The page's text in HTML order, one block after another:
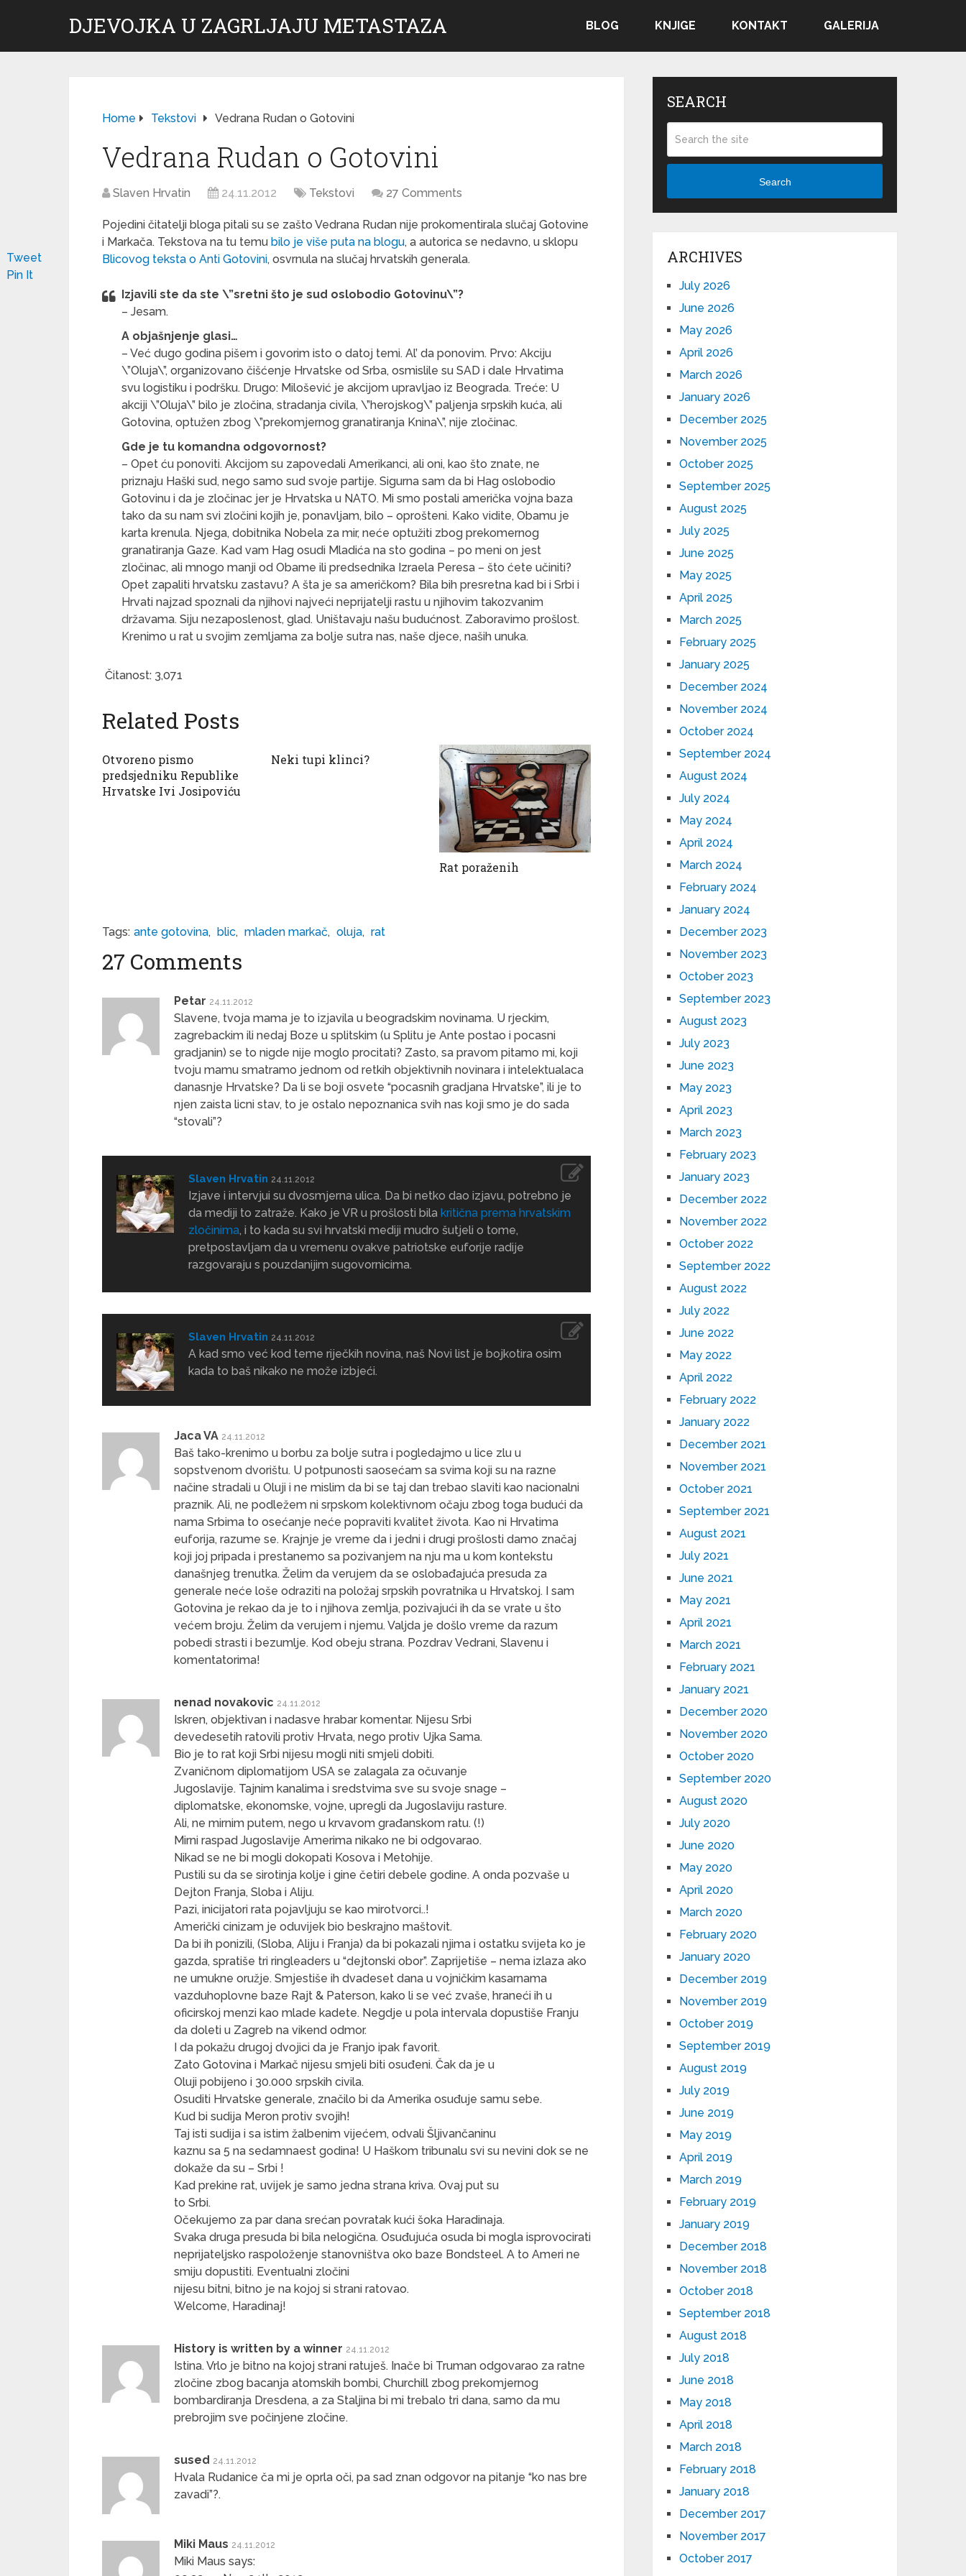
DJEVOJKA U ZAGRLJAJU METASTAZA BLOG KNJIGE KONTAKT GALERIJA
Home Tekstovi Vedrana Rudan o Gotovini
Vedrana Rudan o Gotovini
Slaven Hrvatin 24.11.2012 Tekstovi 27 Comments
Pojedini čitatelji bloga pitali su se zašto Vedrana Rudan nije prokomentirala slučaj Gotovine
i Markača. Tekstova na tu temu bilo je više puta na blogu, a autorica se nedavno, u sklopu
Blicovog teksta o Anti Gotovini, osvrnula na slučaj hrvatskih generala.
Izjavili ste da ste \”sretni što je sud oslobodio Gotovinu\”?
– Jesam.
A objašnjenje glasi…
– Već dugo godina pišem i govorim isto o datoj temi. Al’ da ponovim. Prvo: Akciju
\”Oluja\”, organizovano čišćenje Hrvatske od Srba, osmislile su SAD i dale Hrvatima
svu logistiku i podršku. Drugo: Milošević je akcijom upravljao iz Beograda. Treće: U
akciji \”Oluja\” bilo je zločina, stradanja civila, \”herojskog\” paljenja srpskih kuća, ali
Gotovina, optužen zbog \”prekomjernog granatiranja Knina\”, nije zločinac.
Gde je tu komandna odgovornost?
– Opet ću ponoviti. Akcijom su zapovedali Amerikanci, ali oni, kao što znate, ne
priznaju Haški sud, nego samo sud svoje partije. Sigurna sam da bi Hag oslobodio
Gotovinu i da je zločinac jer je Hrvatska u NATO. Mi smo postali američka vojna baza
tako da su nam svi zločini kojih je, ponavljam, bilo – oprošteni. Kako vidite, Obamu je
karta krenula. Njega, dobitnika Nobela za mir, neće optužiti zbog prekomernog
granatiranja Gaze. Kad vam Hag osudi Mladića na sto godina – po meni on jest
zločinac, ali mnogo manji od Obame ili predsednika Izraela Peresa – što ćete učiniti?
Opet zapaliti hrvatsku zastavu? A šta je sa američkom? Bila bih presretna kad bi i Srbi i
Hrvati najzad spoznali da njihovi najveći neprijatelji rastu u njihovim takozvanim
državama. Siju nezaposlenost, glad. Uništavaju našu budućnost. Zaboravimo prošlost.
Krenimo u rat u svojim zemljama za bolje sutra nas, naše djece, naših unuka.
Čitanost: 3,071
Tweet
Pin It
Related Posts
Otvoreno pismo
predsjedniku Republike
Hrvatske Ivi Josipoviću
Neki tupi klinci?
Rat poraženih
Tags: ante gotovina, blic, mladen markač, oluja, rat
27 Comments
Petar 24.11.2012
Slavene, tvoja mama je to izjavila u beogradskim novinama. U rjeckim,
zagrebackim ili nedaj Boze u splitskim (u Splitu je Ante postao i pocasni
gradjanin) se to nigde nije moglo procitati? Zasto, sa pravom pitamo mi, koji
tvoju mamu smatramo jednom od retkih objektivnih novinara i intelektualaca
danasnje Hrvatske? Da li se boji osvete “pocasnih gradjana Hrvatske”, ili je to
njen zaista licni stav, to je ostalo nepoznanica svih nas koji smo je do sada
“stovali”?
Slaven Hrvatin 24.11.2012
Izjave i intervjui su dvosmjerna ulica. Da bi netko dao izjavu, potrebno je
da mediji to zatraže. Kako je VR u prošlosti bila kritična prema hrvatskim
zločinima, i to kada su svi hrvatski mediji mudro šutjeli o tome,
pretpostavljam da u vremenu ovakve patriotske euforije radije
razgovaraju s pouzdanijim sugovornicima.
Slaven Hrvatin 24.11.2012
A kad smo već kod teme riječkih novina, naš Novi list je bojkotira osim
kada to baš nikako ne može izbjeći.
Jaca VA 24.11.2012
Baš tako-krenimo u borbu za bolje sutra i pogledajmo u lice zlu u
sopstvenom dvorištu. U potpunosti saosećam sa svima koji su na razne
načine stradali u Oluji i ne mislim da bi se taj dan trebao slaviti kao nacionalni
praznik. Ali, ne podležem ni srpskom kolektivnom očaju zbog toga budući da
nama Srbima to osećanje neće popraviti kvalitet života. Kao ni Hrvatima
euforija, razume se. Krajnje je vreme da i jedni i drugi prošlosti damo značaj
koji joj pripada i prestanemo sa pozivanjem na nju ma u kom kontekstu
današnjeg trenutka. Želim da verujem da se oslobađajuća presuda za
generale neće loše odraziti na položaj srpskih povratnika u Hrvatskoj. I sam
Gotovina je rekao da je to i njihova zemlja, pozivajući ih da se vrate u što
većem broju. Želim da verujem i njemu. Valjda je došlo vreme da razum
pobedi strasti i bezumlje. Kod obeju strana. Pozdrav Vedrani, Slavenu i
komentatorima!
nenad novakovic 24.11.2012
Iskren, objektivan i nadasve hrabar komentar. Nijesu Srbi
devedesetih ratovili protiv Hrvata, nego protiv Ujka Sama.
Bio je to rat koji Srbi nijesu mogli niti smjeli dobiti.
Zvaničnom diplomatijom USA se zalagala za očuvanje
Jugoslavije. Tajnim kanalima i sredstvima sve su svoje snage –
diplomatske, ekonomske, vojne, upregli da Jugoslaviju rasture.
Ali, ne mirnim putem, nego u krvavom građanskom ratu. (!)
Mirni raspad Jugoslavije Amerima nikako ne bi odgovarao.
Nikad se ne bi mogli dokopati Kosova i Metohije.
Pustili su da se sirotinja kolje i gine četiri debele godine. A onda pozvaše u
Dejton Franja, Sloba i Aliju.
Pazi, inicijatori rata pojavljuju se kao mirotvorci..!
Američki cinizam je oduvijek bio beskrajno maštovit.
Da bi ih ponizili, (Sloba, Aliju i Franja) da bi pokazali njima i ostatku svijeta ko je
gazda, spratiše tri ringleaders u “dejtonski obor”. Zaprijetiše – nema izlaza ako
ne umukne oružje. Smjestiše ih dvadeset dana u vojničkim kasarnama
vazduhoplovne baze Rajt & Paterson, kako li se već zvaše, hraneći ih u
oficirskoj menzi kao mlade kadete. Negdje u pola intervala dopustiše Franju
da doleti u Zagreb na vikend odmor.
I da pokažu drugoj dvojici da je Franjo ipak favorit.
Zato Gotovina i Markač nijesu smjeli biti osuđeni. Čak da je u
Oluji pobijeno i 30.000 srpskih civila.
Osuditi Hrvatske generale, značilo bi da Amerika osuđuje samu sebe.
Kud bi sudija Meron protiv svojih!
Taj isti sudija i sa istim žalbenim vijećem, odvali Šljivančaninu
kaznu sa 5 na sedamnaest godina! U Haškom tribunalu svi su nevini dok se ne
dokaže da su – Srbi !
Kad prekine rat, uvijek je samo jedna strana kriva. Ovaj put su
to Srbi.
Očekujemo za par dana srećan povratak kući šoka Haradinaja.
Svaka druga presuda bi bila nelogična. Osuđujuća osuda bi mogla isprovocirati
neprijateljsko raspoloženje stanovništva oko baze Bondsteel. A to Ameri ne
smiju dopustiti. Eventualni zločini
nijesu bitni, bitno je na kojoj si strani ratovao.
Welcome, Haradinaj!
History is written by a winner 24.11.2012
Istina. Vrlo je bitno na kojoj strani ratuješ. Inače bi Truman odgovarao za ratne
zločine zbog bacanja atomskih bombi, Churchill zbog prekomjernog
bombardiranja Dresdena, a za Staljina bi mi trebalo tri dana, samo da mu
prebrojim sve počinjene zločine.
sused 24.11.2012
Hvala Rudanice ča mi je oprla oči, pa sad znan odgovor na pitanje “ko nas bre
zavadi”?.
Miki Maus 24.11.2012
Miki Maus says:
SEARCH
Search
ARCHIVES
July 2026
June 2026
May 2026
April 2026
March 2026
January 2026
December 2025
November 2025
October 2025
September 2025
August 2025
July 2025
June 2025
May 2025
April 2025
March 2025
February 2025
January 2025
December 2024
November 2024
October 2024
September 2024
August 2024
July 2024
May 2024
April 2024
March 2024
February 2024
January 2024
December 2023
November 2023
October 2023
September 2023
August 2023
July 2023
June 2023
May 2023
April 2023
March 2023
February 2023
January 2023
December 2022
November 2022
October 2022
September 2022
August 2022
July 2022
June 2022
May 2022
April 2022
February 2022
January 2022
December 2021
November 2021
October 2021
September 2021
August 2021
July 2021
June 2021
May 2021
April 2021
March 2021
February 2021
January 2021
December 2020
November 2020
October 2020
September 2020
August 2020
July 2020
June 2020
May 2020
April 2020
March 2020
February 2020
January 2020
December 2019
November 2019
October 2019
September 2019
August 2019
July 2019
June 2019
May 2019
April 2019
March 2019
February 2019
January 2019
December 2018
November 2018
October 2018
September 2018
August 2018
July 2018
June 2018
May 2018
April 2018
March 2018
February 2018
January 2018
December 2017
November 2017
October 2017